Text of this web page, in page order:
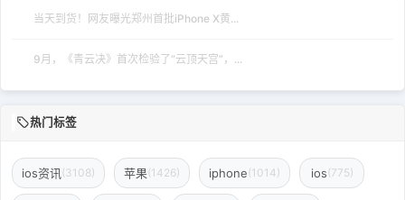
当天到货！网友曝光郑州首批iPhone X黄...
9月，《青云决》首次检验了“云顶天宫”，...
热门标签
ios资讯 (3108) 苹果(1426) iphone(1014) ios(775)